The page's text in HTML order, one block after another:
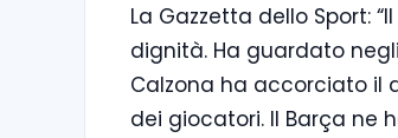
La Gazzetta dello Sport: “
dignità. Ha guardato
Calzona ha accorciato il
dei giocatori. Il Barça ne